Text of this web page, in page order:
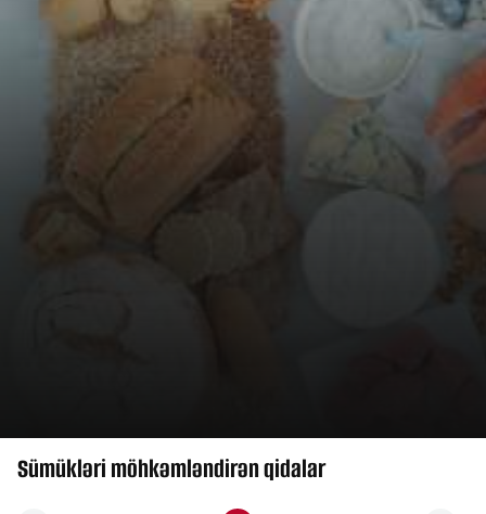
Sümükləri möhkəmləndirən qidalar